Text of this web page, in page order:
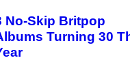
No-Skip Britpop
Turning 30